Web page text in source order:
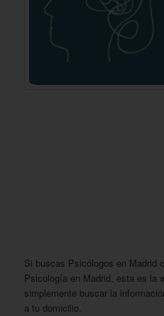
Si buscas Psicólogos en Madrid
Psicología en Madrid, esta es la
simplemente buscar la
a tu domicilio.